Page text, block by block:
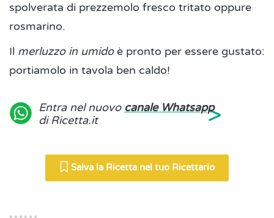
spolverata di prezzemolo fresco tritato oppure
rosmarino.
Il merluzzo in umidoè pronto per essere gustato:
portiamolo in tavola ben caldo!
Entra nel nuovo canale Whatsapp
di Ricetta.it
>
Salva la Ricetta nel tuo Ricettario